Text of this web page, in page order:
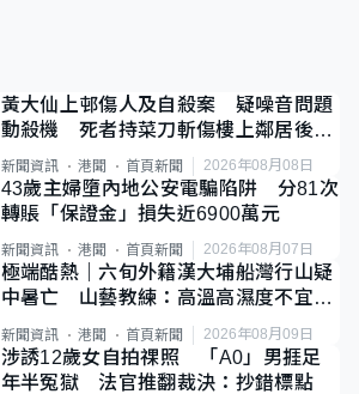
黃大仙上邨傷人及自殺案 疑噪音問題
動殺機 死者持菜刀斬傷樓上鄰居後墮
斃
新聞資訊 港聞 首頁新聞 2026年08月08日
43歲主婦墮內地公安電騙陷阱 分81次
轉賬「保證金」損失近6900萬元
新聞資訊 港聞 首頁新聞 2026年08月07日
極端酷熱｜六旬外籍漢大埔船灣行山疑
中暑亡 山藝教練：高溫高濕度不宜遠
新聞資訊 港聞 首頁新聞 2026年08月09日
涉誘12歲女自拍祼照 「A0」男捱足
年半冤獄 法官推翻裁決：抄錯標點